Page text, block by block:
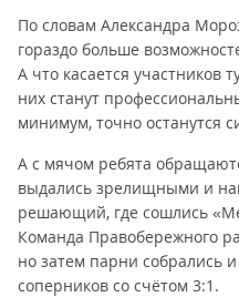
По словам Александра
гораздо больше
А что касается участников
них станут
минимум, точно останутся
А с мячом ребята
выдались зрелищными и
решающий, где сошлись
Команда Правобережного
но затем парни собрались
соперников со счётом 3:1.